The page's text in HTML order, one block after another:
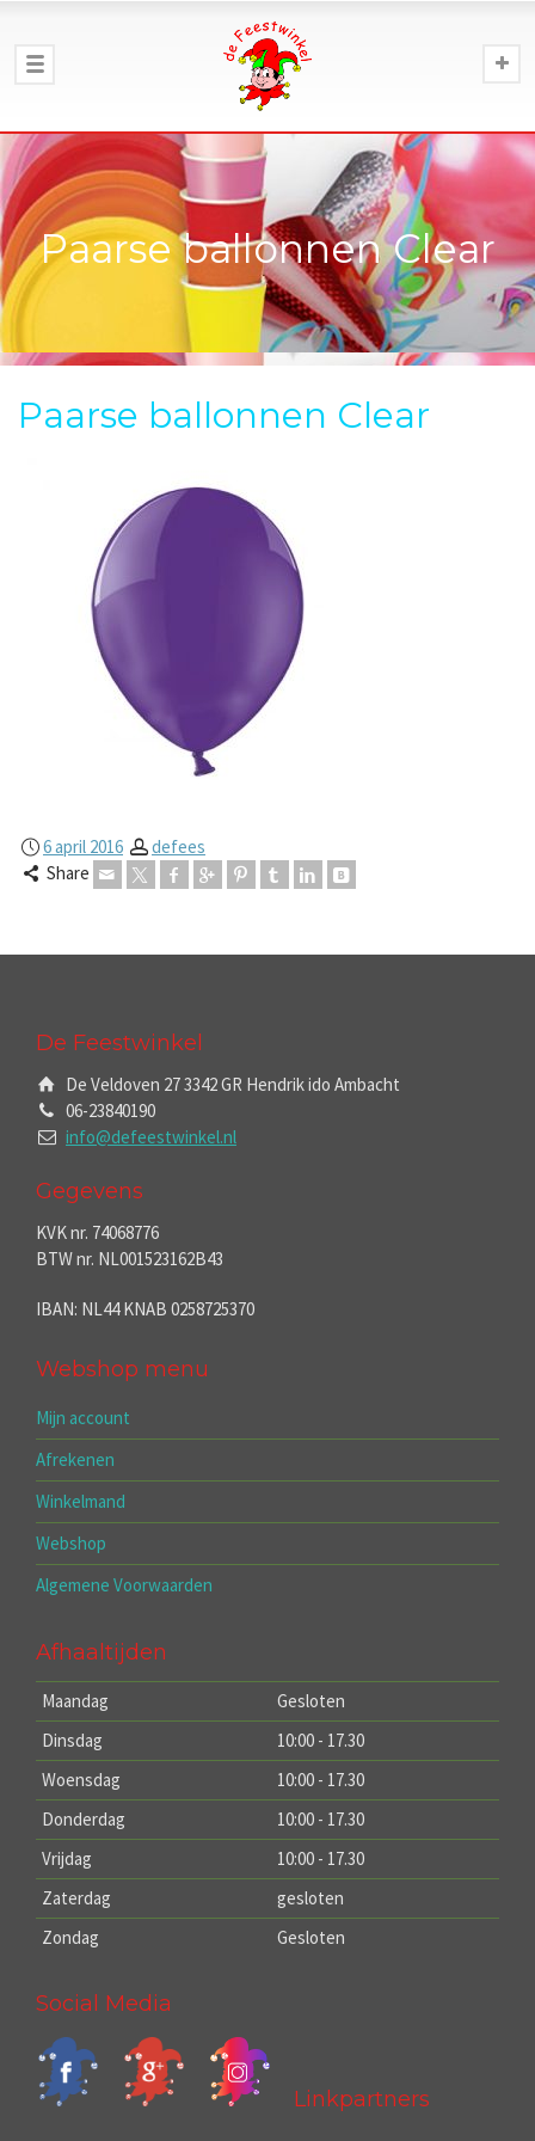
Paarse ballonnen Clear
Paarse ballonnen Clear
6 april 2016
defees
Share
De Feestwinkel
De Veldoven 27 3342 GR Hendrik ido Ambacht
06-23840190
info@defeestwinkel.nl
Gegevens
KVK nr. 74068776
BTW nr. NL001523162B43
IBAN: NL44 KNAB 0258725370
Webshop menu
Mijn account
Afrekenen
Winkelmand
Webshop
Algemene Voorwaarden
Afhaaltijden
Maandag
Gesloten
Dinsdag
10:00 - 17.30
Woensdag
10:00 - 17.30
Donderdag
10:00 - 17.30
Vrijdag
10:00 - 17.30
Zaterdag
gesloten
Zondag
Gesloten
Social Media
Linkpartners